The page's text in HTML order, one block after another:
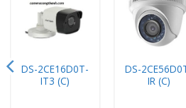
DS-2CE16D0T-
IT3 (C)
DS-
IR (C)